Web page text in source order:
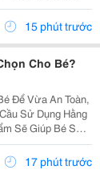
15 phút trước
Cho Bé?
Để Vừa An Toàn,
Sử Dụng Hằng
Sẽ Giúp Bé Sử
Yên Tâm Hơn.
Ngay Dưới Đây
17 phút trước